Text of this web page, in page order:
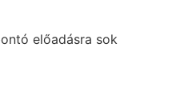
előadásra sok